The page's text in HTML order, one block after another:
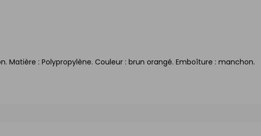
Matière : Polypropylène. Couleur : brun orangé. Emboîture : manchon.